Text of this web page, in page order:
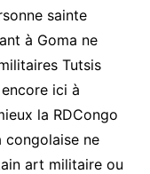
sainte
à Goma ne
Tutsis
ici à
la RDCongo
congolaise ne
art militaire ou